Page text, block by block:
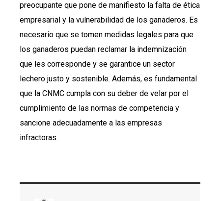
preocupante que pone de manifiesto la falta de ética
empresarial y la vulnerabilidad de los ganaderos. Es
necesario que se tomen medidas legales para que
los ganaderos puedan reclamar la indemnización
que les corresponde y se garantice un sector
lechero justo y sostenible. Además, es fundamental
que la CNMC cumpla con su deber de velar por el
cumplimiento de las normas de competencia y
sancione adecuadamente a las empresas
infractoras.